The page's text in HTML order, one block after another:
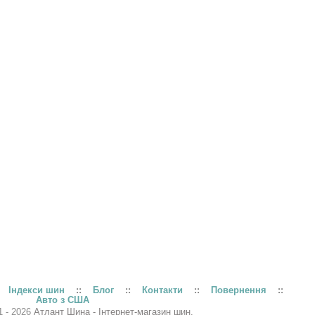
Індекси шин :: Блог :: Контакти :: Повернення ::
Авто з США
- 2026 Атлант Шина - Інтернет-магазин шин.